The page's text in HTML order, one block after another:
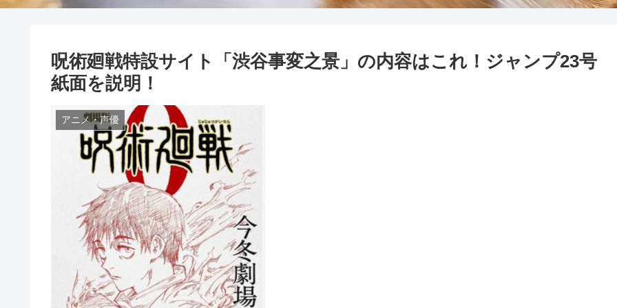
呪術廻戦特設サイト「渋谷事変之景」の内容はこれ！ジャンプ23号
紙面を説明！
アニメ・声優